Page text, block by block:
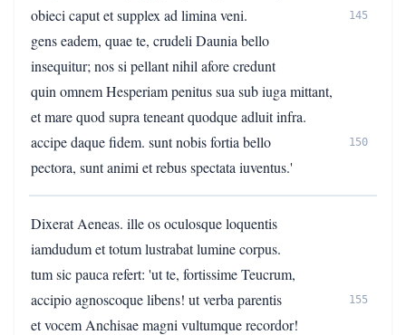
obieci caput et supplex ad limina veni.
145
gens eadem, quae te, crudeli Daunia bello
insequitur; nos si pellant nihil afore credunt
quin omnem Hesperiam penitus sua sub iuga mittant,
et mare quod supra teneant quodque adluit infra.
accipe daque fidem. sunt nobis fortia bello
150
pectora, sunt animi et rebus spectata iuventus.'
Dixerat Aeneas. ille os oculosque loquentis
iamdudum et totum lustrabat lumine corpus.
tum sic pauca refert: 'ut te, fortissime Teucrum,
accipio agnoscoque libens! ut verba parentis
155
et vocem Anchisae magni vultumque recordor!